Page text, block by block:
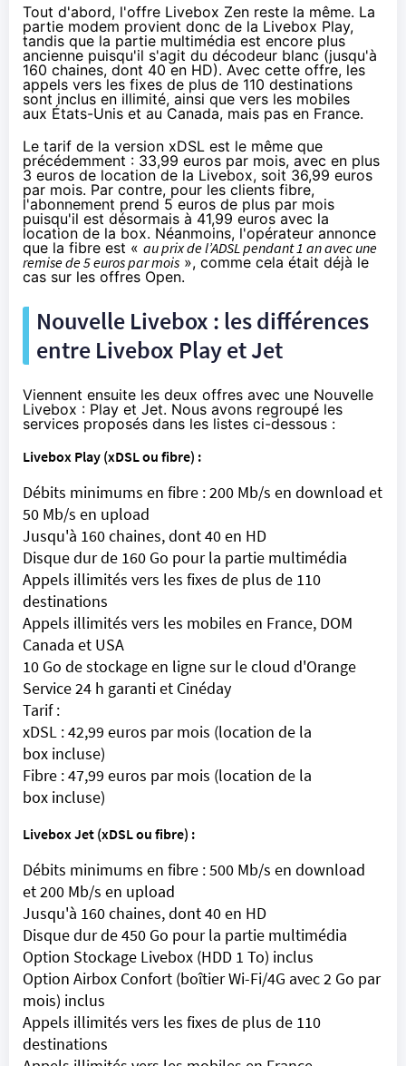
Tout d'abord, l'offre Livebox Zen reste la même. La
partie modem provient donc de la Livebox Play,
tandis que la partie multimédia est encore plus
ancienne puisqu'il s'agit du décodeur blanc (jusqu'à
160 chaines, dont 40 en HD). Avec cette offre, les
appels vers les fixes de plus de 110 destinations
sont inclus en illimité, ainsi que vers les mobiles
aux États-Unis et au Canada, mais pas en France.
Le tarif de la version xDSL est le même que
précédemment : 33,99 euros par mois, avec en plus
3 euros de location de la Livebox, soit 36,99 euros
par mois. Par contre, pour les clients fibre,
l'abonnement prend 5 euros de plus par mois
puisqu'il est désormais à 41,99 euros avec la
location de la box. Néanmoins, l'opérateur annonce
que la fibre est « au prix de l’ADSL pendant 1 an avec une
remise de 5 euros par mois », comme cela était déjà le
cas sur les offres Open.
Nouvelle Livebox : les différences
entre Livebox Play et Jet
Viennent ensuite les deux offres avec une Nouvelle
Livebox : Play et Jet. Nous avons regroupé les
services proposés dans les listes ci-dessous :
Livebox Play (xDSL ou fibre) :
Débits minimums en fibre : 200 Mb/s en download et
50 Mb/s en upload
Jusqu'à 160 chaines, dont 40 en HD
Disque dur de 160 Go pour la partie multimédia
Appels illimités vers les fixes de plus de 110
destinations
Appels illimités vers les mobiles en France, DOM
Canada et USA
10 Go de stockage en ligne sur le cloud d'Orange
Service 24 h garanti et Cinéday
Tarif :
xDSL :42,99 euros par mois (location de la
box incluse)
Fibre :47,99 euros par mois (location de la
box incluse)
Livebox Jet (xDSL ou fibre) :
Débits minimums en fibre : 500 Mb/s en download
et 200 Mb/s en upload
Jusqu'à 160 chaines, dont 40 en HD
Disque dur de 450 Go pour la partie multimédia
Option Stockage Livebox (HDD 1 To) inclus
Option Airbox Confort (boîtier Wi-Fi/4G avec 2 Go par
mois) inclus
Appels illimités vers les fixes de plus de 110
destinations